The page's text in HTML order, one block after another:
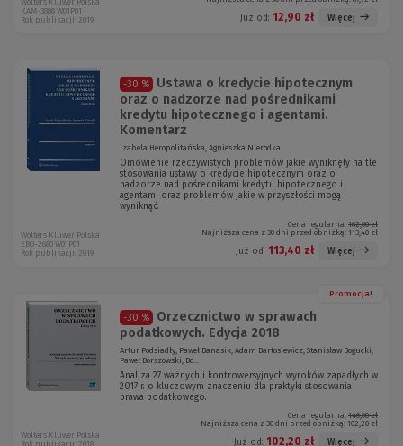
Już od: 12,90 zł Więcej
KAM-3888 W01P01
Rok publikacji: 2019
-30 %
Ustawa o kredycie hipotecznym
oraz o nadzorze nad pośrednikami
kredytu hipotecznego i agentami.
Komentarz
Izabela Heropolitańska, Agnieszka Nierodka
Omówienie rzeczywistych problemów jakie wyniknęły na tle
stosowania ustawy o kredycie hipotecznym oraz o
nadzorze nad pośrednikami kredytu hipotecznego i
agentami oraz problemów jakie w przyszłości mogą
wyniknąć.
Cena regularna: 162,00 zł
Najniższa cena z 30 dni przed obniżką: 113,40 zł
Już od: 113,40 zł Więcej
Wolters Kluwer Polska
EBO-2680 W01P01
Rok publikacji: 2019
Promocja!
-30 %
Orzecznictwo w sprawach
podatkowych. Edycja 2018
Artur Podsiadły, Paweł Banasik, Adam Bartosiewicz, Stanisław Bogucki,
Paweł Borszowski, Bo...
Analiza 27 ważnych i kontrowersyjnych wyroków zapadłych w
2017 r. o kluczowym znaczeniu dla praktyki stosowania
prawa podatkowego.
Cena regularna: 146,00 zł
Najniższa cena z 30 dni przed obniżką: 102,20 zł
Już od: 102,20 zł Więcej
Wolters Kluwer Polska
Rok publikacji: 2018